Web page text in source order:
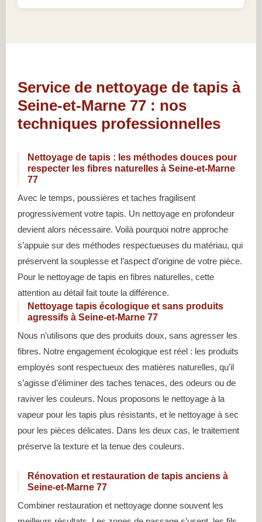
Service de nettoyage de tapis à
Seine-et-Marne 77 : nos
techniques professionnelles
Nettoyage de tapis : les méthodes douces pour
respecter les fibres naturelles à Seine-et-Marne
77
Avec le temps, poussières et taches fragilisent
progressivement votre tapis. Un nettoyage en profondeur
devient alors nécessaire. Voilà pourquoi notre approche
s’appuie sur des méthodes respectueuses du matériau, qui
préservent la souplesse et l’aspect d’origine de votre pièce.
Pour le nettoyage de tapis en fibres naturelles, cette
attention au détail fait toute la différence.
Nettoyage tapis écologique et sans produits
agressifs à Seine-et-Marne 77
Nous n’utilisons que des produits doux, sans agresser les
fibres. Notre engagement écologique est réel : les produits
employés sont respectueux des matières naturelles, qu’il
s’agisse d’éliminer des taches tenaces, des odeurs ou de
raviver les couleurs. Nous proposons le nettoyage à la
vapeur pour les tapis plus résistants, et le nettoyage à sec
pour les pièces délicates. Dans les deux cas, le traitement
préserve la texture et la tenue des couleurs.
Rénovation et restauration de tapis anciens à
Seine-et-Marne 77
Combiner restauration et nettoyage donne souvent les